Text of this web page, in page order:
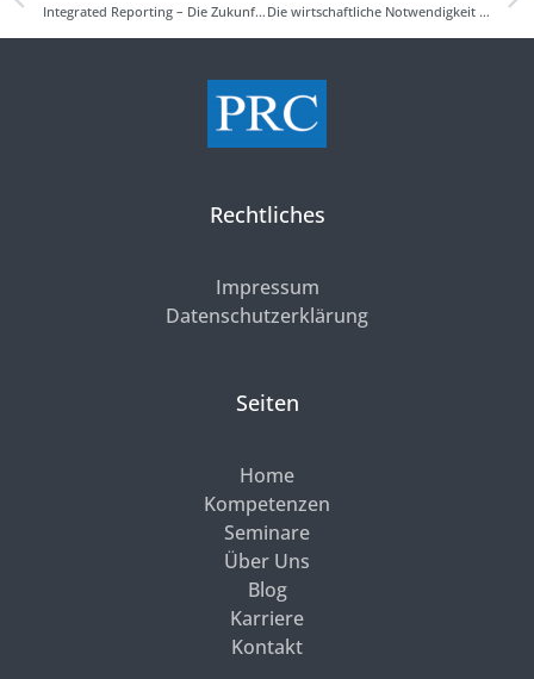
Integrated Reporting – Die Zukunft der Berichterstattung? Die wirtschaftliche Notwendigkeit des Rating
Rechtliches
Impressum
Datenschutzerklärung
Seiten
Home
Kompetenzen
Seminare
Über Uns
Blog
Karriere
Kontakt